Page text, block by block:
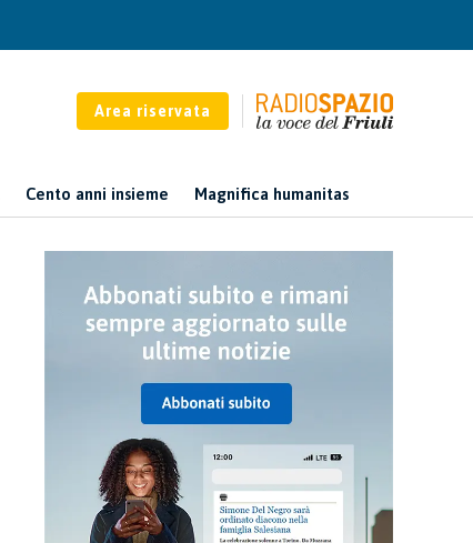
Area riservata
Cento anni insieme Magnifica humanitas